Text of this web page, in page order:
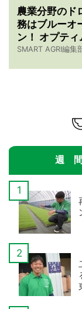
農業分野のド
務はブルーオ
ン！ オプティ
ローン農薬散
SMART AGRI編集
週